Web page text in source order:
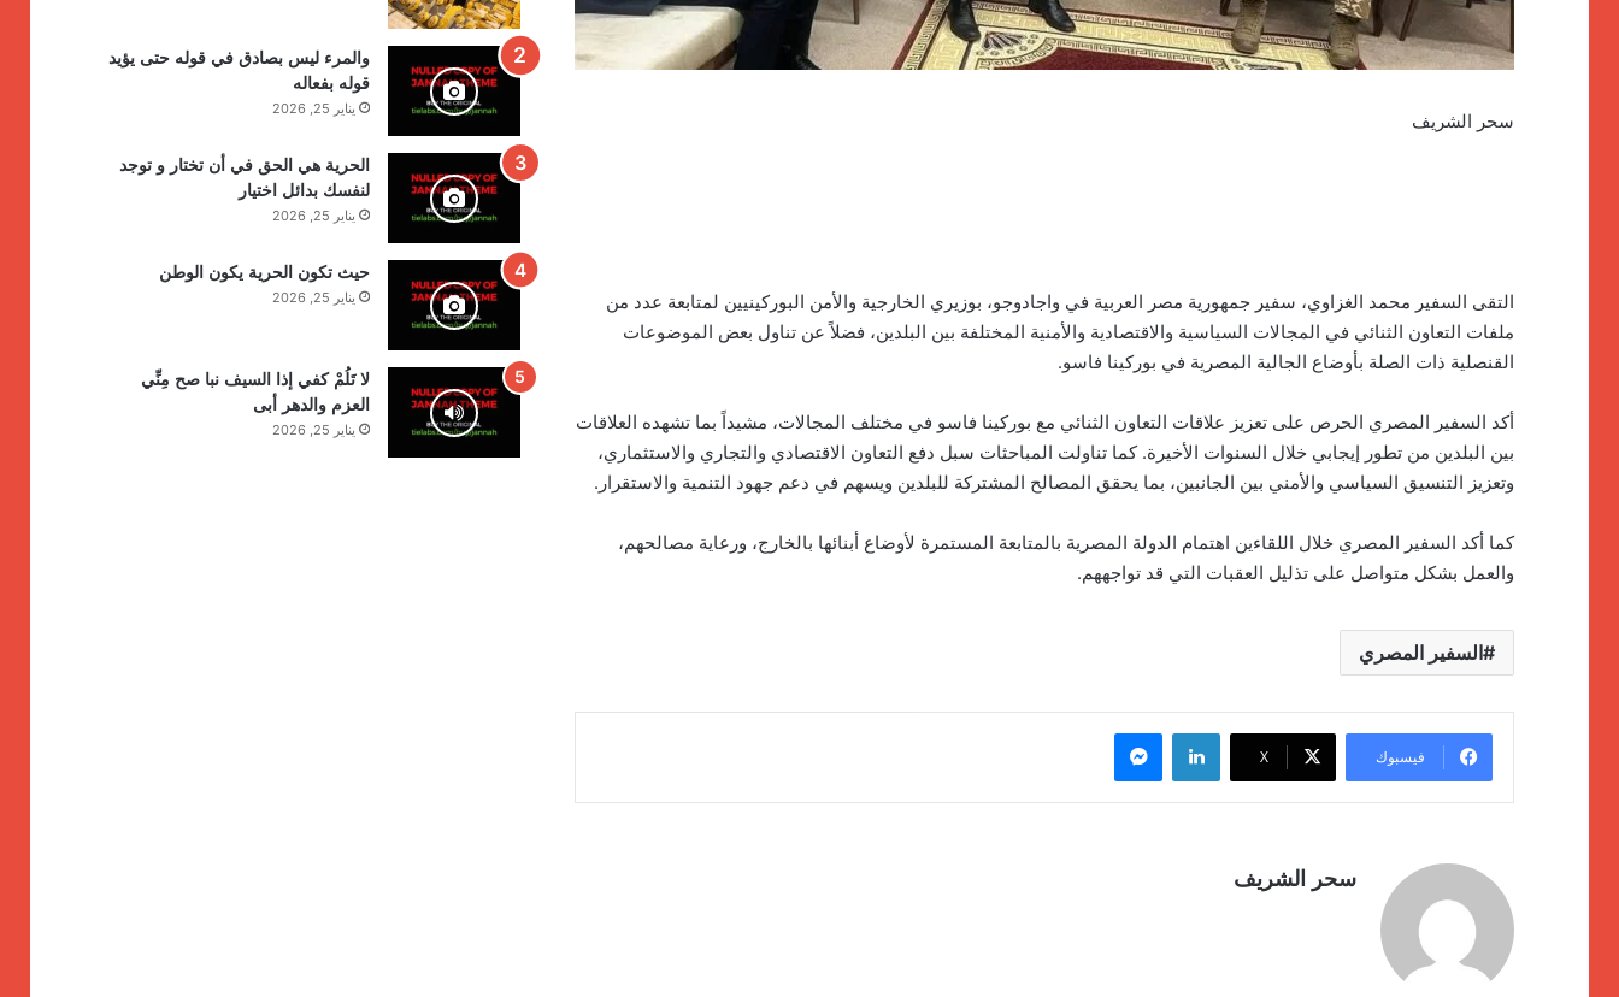
سحر الشريف
التقى السفير محمد الغزاوي، سفير جمهورية مصر العربية في واجادوجو، بوزيري الخارجية والأمن البوركينيين لمتابعة عدد من
ملفات التعاون الثنائي في المجالات السياسية والاقتصادية والأمنية المختلفة بين البلدين، فضلاً عن تناول بعض الموضوعات
القنصلية ذات الصلة بأوضاع الجالية المصرية في بوركينا فاسو.
أكد السفير المصري الحرص على تعزيز علاقات التعاون الثنائي مع بوركينا فاسو في مختلف المجالات، مشيداً بما تشهده العلاقات
بين البلدين من تطور إيجابي خلال السنوات الأخيرة. كما تناولت المباحثات سبل دفع التعاون الاقتصادي والتجاري والاستثماري،
وتعزيز التنسيق السياسي والأمني بين الجانبين، بما يحقق المصالح المشتركة للبلدين ويسهم في دعم جهود التنمية والاستقرار.
كما أكد السفير المصري خلال اللقاءين اهتمام الدولة المصرية بالمتابعة المستمرة لأوضاع أبنائها بالخارج، ورعاية مصالحهم،
والعمل بشكل متواصل على تذليل العقبات التي قد تواجههم.
السفير المصري
فيسبوك ‫X
لينكدإن ماسنجر
سحر الشريف
والمرء ليس بصادق في قوله حتى يؤيد
قوله بفعاله
يناير 25, 2026
الحرية هي الحق في أن تختار و توجد
لنفسك بدائل اختيار
يناير 25, 2026
حيث تكون الحرية يكون الوطن
يناير 25, 2026
لا تَلُمْ كفي إذا السيف نبا صح مِنِّي
العزم والدهر أبى
يناير 25, 2026